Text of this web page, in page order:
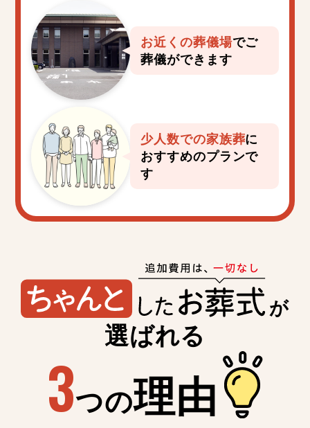
お近くの葬儀場でご
葬儀ができます
少人数での家族葬に
おすすめのプランで
す
が
選ばれる
3つの理由